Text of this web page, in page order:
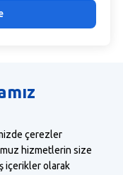
çerezler
hizmetlerin size
içerikler olarak
olabilirsin.